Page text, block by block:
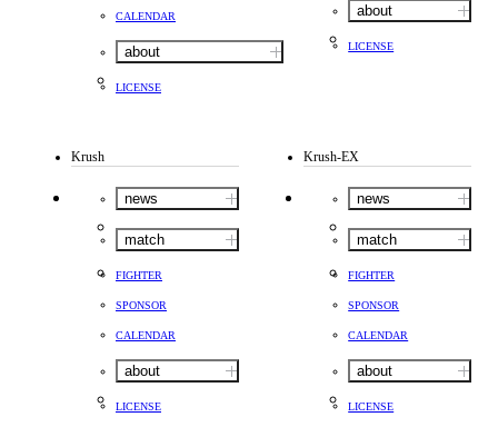
CALENDAR
about
LICENSE
about
LICENSE
Krush
news
match
FIGHTER
SPONSOR
CALENDAR
about
LICENSE
Krush-EX
news
match
FIGHTER
SPONSOR
CALENDAR
about
LICENSE